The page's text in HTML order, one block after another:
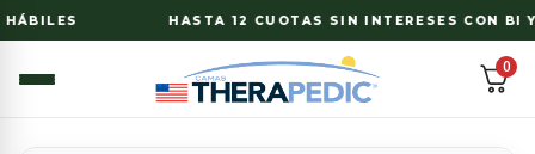
HASTA 12 CUOTAS SIN INTERESES CON BI Y
0